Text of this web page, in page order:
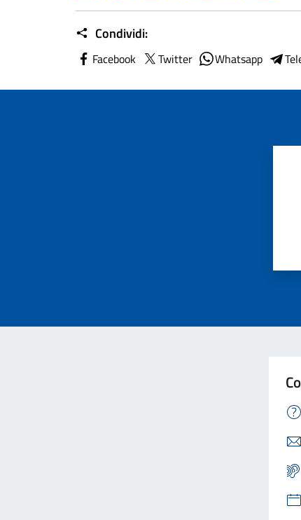
Condividi:
Facebook Twitter Whatsapp